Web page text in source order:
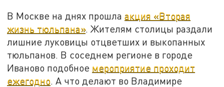
В Москве на днях прошлаакция «Вторая
жизнь тюльпана». Жителям столицы раздали
лишние луковицы отцветших и выкопанных
тюльпанов. В соседнем регионе в городе
Иваново подобное мероприятие проходит
ежегодно. А что делают во Владимире